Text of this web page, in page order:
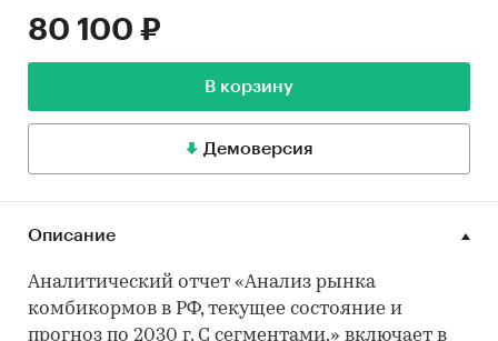
80 100 ₽
В корзину
Демоверсия
Описание
Аналитический отчет «Анализ рынка
комбикормов в РФ, текущее состояние и
прогноз по 2030 г. С сегментами.» включает в